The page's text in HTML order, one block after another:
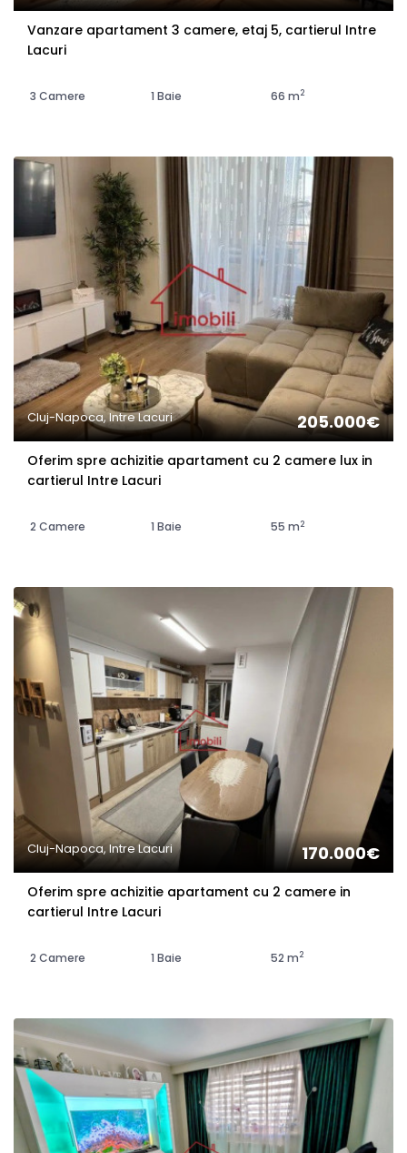
Vanzare apartament 3 camere, etaj 5, cartierul Intre
Lacuri
3 Camere 1 Baie 66 m2
Cluj-Napoca, Intre Lacuri 205.000€
Oferim spre achizitie apartament cu 2 camere lux in
cartierul Intre Lacuri
2 Camere 1 Baie 55 m2
Cluj-Napoca, Intre Lacuri 170.000€
Oferim spre achizitie apartament cu 2 camere in
cartierul Intre Lacuri
2 Camere 1 Baie 52 m2